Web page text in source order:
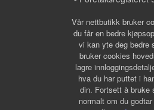
Vår nettbutikk bruker
du får en bedre
vi kan yte deg bedre
bruker cookies
lagre
hva du har puttet i
din. Fortsett å bruke
normalt om du